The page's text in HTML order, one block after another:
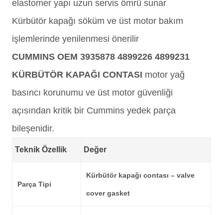
elastomer yapı uzun servis ömrü sunar
Kürbütör kapağı söküm ve üst motor bakım
işlemlerinde yenilenmesi önerilir
CUMMINS OEM 3935878 4899226 4899231
KÜRBÜTÖR KAPAĞI CONTASI motor yağ
basıncı korunumu ve üst motor güvenliği
açısından kritik bir Cummins yedek parça
bileşenidir.
Teknik Özellik Değer
Parça Tipi
Kürbütör kapağı contası – valve
cover gasket